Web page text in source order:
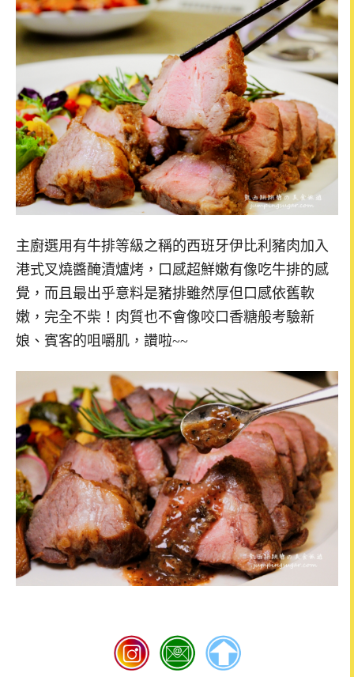
主廚選用有牛排等級之稱的西班牙伊比利豬肉加入
港式叉燒醬醃漬爐烤，口感超鮮嫩有像吃牛排的感
覺，而且最出乎意料是豬排雖然厚但口感依舊軟
嫩，完全不柴！肉質也不會像咬口香糖般考驗新
娘、賓客的咀嚼肌，讚啦~~